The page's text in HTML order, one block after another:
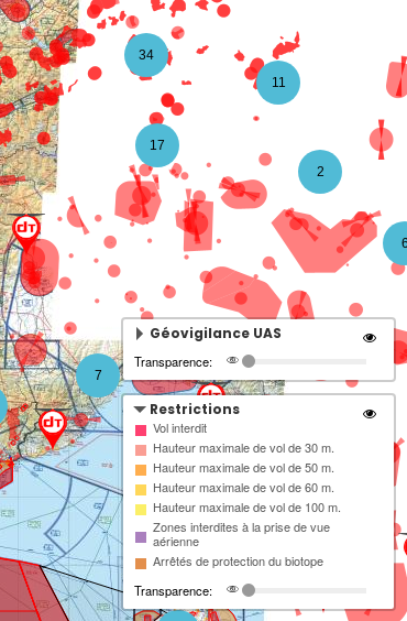
2
34
11
7
17
7
Géovigilance UAS
Transparence:
Restrictions
Vol interdit
Hauteur maximale de vol de 30 m.
Hauteur maximale de vol de 50 m.
Hauteur maximale de vol de 60 m.
Hauteur maximale de vol de 100 m.
Zones interdites à la prise de vue
aérienne
Arrêtés de protection du biotope
Transparence: